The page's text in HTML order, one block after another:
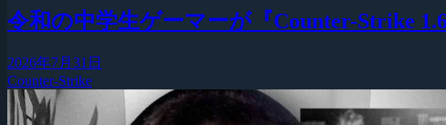
令和の中学生ゲーマーが『Counter-Strike
2026年7月31日
Counter-Strike